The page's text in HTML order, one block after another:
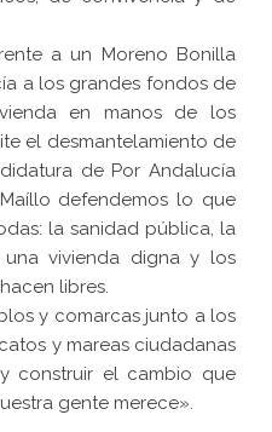
a un Moreno Bonilla
a los grandes fondos de
en manos de los
el desmantelamiento de
de Por Andalucía
defendemos lo que
la sanidad pública, la
vivienda digna y los
libres.
y comarcas junto a los
y mareas ciudadanas
construir el cambio que
gente merece».